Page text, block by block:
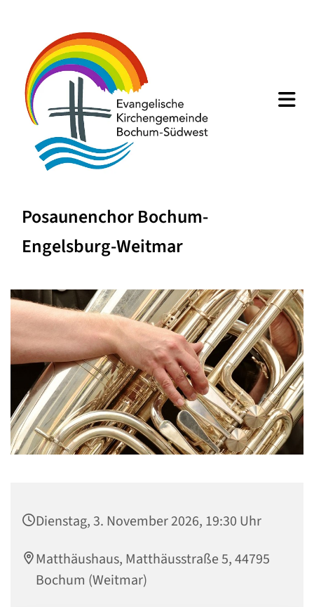
Posaunenchor Bochum-
Engelsburg-Weitmar
Dienstag, 3. November 2026, 19:30 Uhr
Matthäushaus, Matthäusstraße 5, 44795
Bochum (Weitmar)